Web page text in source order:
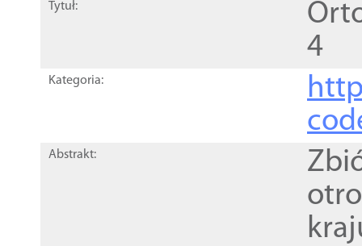
Tytuł:
4
Kategoria:
Abstrakt: